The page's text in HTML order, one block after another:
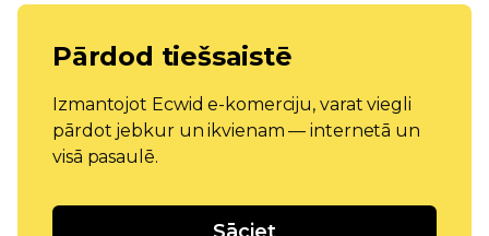
Pārdod tiešsaistē
Izmantojot Ecwid e-komerciju, varat viegli
pārdot jebkur un ikvienam — internetā un
visā pasaulē.